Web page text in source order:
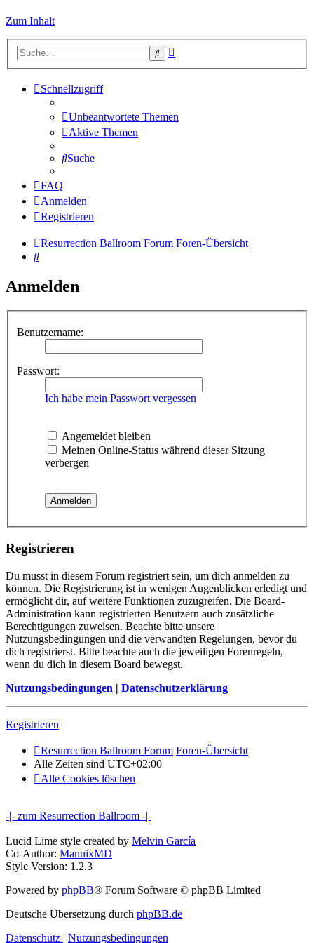
Zum Inhalt
Suche
Schnellzugriff
Unbeantwortete Themen
Aktive Themen
Suche
FAQ
Anmelden
Registrieren
Resurrection Ballroom Forum Foren-Übersicht
Suche
Anmelden
Benutzername:
Passwort:
Ich habe mein Passwort vergessen
Angemeldet bleiben
Meinen Online-Status während dieser Sitzung
verbergen
Registrieren
Du musst in diesem Forum registriert sein, um dich anmelden zu
können. Die Registrierung ist in wenigen Augenblicken erledigt und
ermöglicht dir, auf weitere Funktionen zuzugreifen. Die Board-
Administration kann registrierten Benutzern auch zusätzliche
Berechtigungen zuweisen. Beachte bitte unsere
Nutzungsbedingungen und die verwandten Regelungen, bevor du
dich registrierst. Bitte beachte auch die jeweiligen Forenregeln,
wenn du dich in diesem Board bewegst.
Nutzungsbedingungen | Datenschutzerklärung
Registrieren
Resurrection Ballroom Forum Foren-Übersicht
Alle Zeiten sind UTC+02:00
Alle Cookies löschen
-|- zum Resurrection Ballroom -|-
Lucid Lime style created by Melvin García
Co-Author: MannixMD
Style Version: 1.2.3
Powered by phpBB® Forum Software © phpBB Limited
Deutsche Übersetzung durch phpBB.de
Datenschutz | Nutzungsbedingungen